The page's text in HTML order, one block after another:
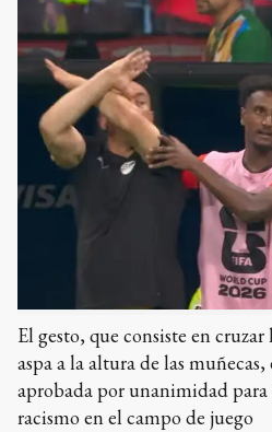
El gesto, que consiste en
aspa a la altura de las
aprobada por unanimidad
racismo en el campo de juego